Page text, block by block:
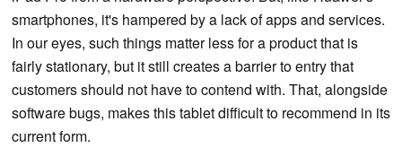
smartphones, it's hampered by a lack of apps and services.
In our eyes, such things matter less for a product that is
fairly stationary, but it still creates a barrier to entry that
customers should not have to contend with. That, alongside
software bugs, makes this tablet difficult to recommend in its
current form.